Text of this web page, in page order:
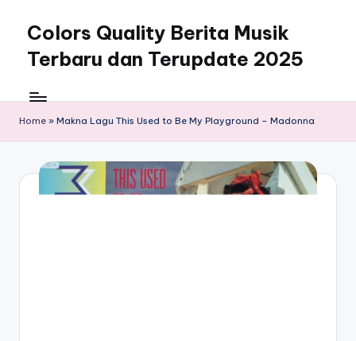
content
Colors Quality Berita Musik
Terbaru dan Terupdate 2025
Home » Makna Lagu This Used to Be My Playground – Madonna